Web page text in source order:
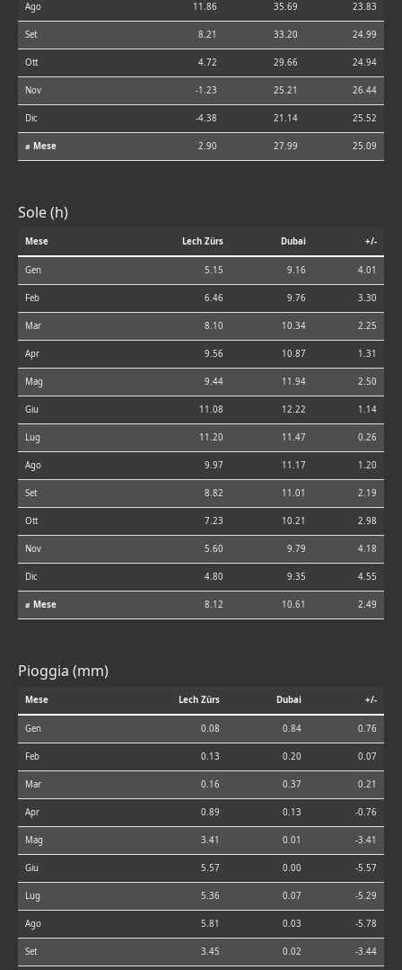
Ago 11.86 35.69 23.83
Set 8.21 33.20 24.99
Ott 4.72 29.66 24.94
Nov -1.23 25.21 26.44
Dic -4.38 21.14 25.52
⌀ Mese 2.90 27.99 25.09
Sole (h)
Mese Lech Zürs Dubai +/-
Gen 5.15 9.16 4.01
Feb 6.46 9.76 3.30
Mar 8.10 10.34 2.25
Apr 9.56 10.87 1.31
Mag 9.44 11.94 2.50
Giu 11.08 12.22 1.14
Lug 11.20 11.47 0.26
Ago 9.97 11.17 1.20
Set 8.82 11.01 2.19
Ott 7.23 10.21 2.98
Nov 5.60 9.79 4.18
Dic 4.80 9.35 4.55
⌀ Mese 8.12 10.61 2.49
Pioggia (mm)
Mese Lech Zürs Dubai +/-
Gen 0.08 0.84 0.76
Feb 0.13 0.20 0.07
Mar 0.16 0.37 0.21
Apr 0.89 0.13 -0.76
Mag 3.41 0.01 -3.41
Giu 5.57 0.00 -5.57
Lug 5.36 0.07 -5.29
Ago 5.81 0.03 -5.78
Set 3.45 0.02 -3.44